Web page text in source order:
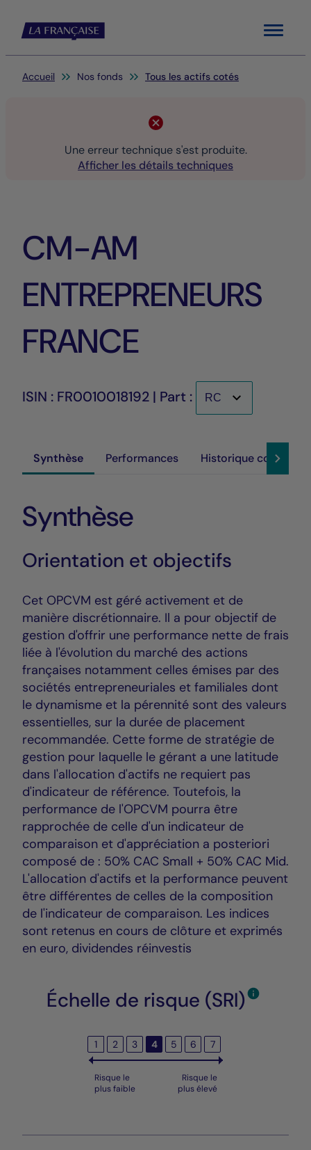
Menu
Vous êtes ici:
Accueil Nos fonds Tous les actifs cotés
Une erreur technique s'est produite.
Afficher les détails techniques
CM-AM
ENTREPRENEURS
FRANCE
ISIN : FR0010018192 | Part :
Synthèse Performances Historique cours
Synthèse
Orientation et objectifs
Cet OPCVM est géré activement et de
manière discrétionnaire. Il a pour objectif de
gestion d'offrir une performance nette de frais
liée à l'évolution du marché des actions
françaises notamment celles émises par des
sociétés entrepreneuriales et familiales dont
le dynamisme et la pérennité sont des valeurs
essentielles, sur la durée de placement
recommandée. Cette forme de stratégie de
gestion pour laquelle le gérant a une latitude
dans l'allocation d'actifs ne requiert pas
d'indicateur de référence. Toutefois, la
performance de l'OPCVM pourra être
rapprochée de celle d'un indicateur de
comparaison et d'appréciation a posteriori
composé de : 50% CAC Small + 50% CAC Mid.
L'allocation d'actifs et la performance peuvent
être différentes de celles de la composition
de l'indicateur de comparaison. Les indices
sont retenus en cours de clôture et exprimés
en euro, dividendes réinvestis
Échelle de risque (SRI)
1 2 3 4 5 6 7
Risque le
plus faible
Risque le
plus élevé